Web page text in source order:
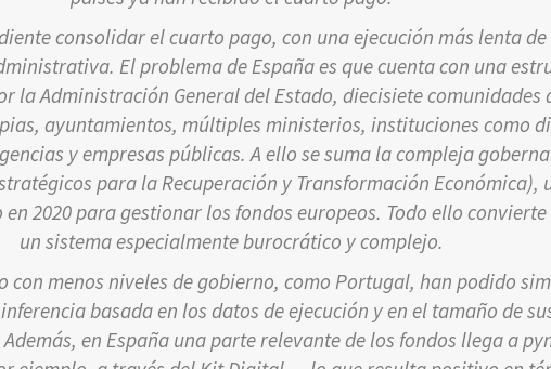
consolidar el cuarto pago, con una ejecución más lenta
El problema de España es que cuenta con una
la Administración General del Estado, diecisiete comunidades
ayuntamientos, múltiples ministerios, instituciones como
y empresas públicas. A ello se suma la compleja
para la Recuperación y Transformación Económica),
2020 para gestionar los fondos europeos. Todo ello convierte
un sistema especialmente burocrático y complejo.
con menos niveles de gobierno, como Portugal, han podido
basada en los datos de ejecución y en el tamaño de
en España una parte relevante de los fondos llega a